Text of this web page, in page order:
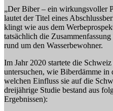
„Der Biber – ein wirkungsvoller
lautet der Titel eines
klingt wie aus dem
tatsächlich die
rund um den Wasserbewohner.
Im Jahr 2020 startete die
untersuchen, wie Biberdämme
welchen Einfluss sie auf die
dreijährige Studie bestand aus
Ergebnissen):